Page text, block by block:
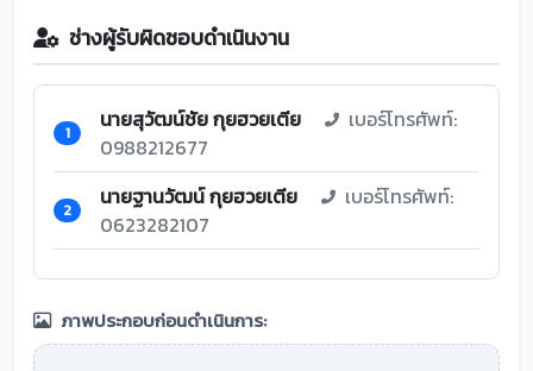
ช่างผู้รับผิดชอบดำเนินงาน
1 นายสุวัฒน์ชัย กุยฮวยเตีย
เบอร์โทรศัพท์:
0988212677
2 นายฐานวัฒน์ กุยฮวยเตีย
เบอร์โทรศัพท์:
0623282107
ภาพประกอบก่อนดำเนินการ: